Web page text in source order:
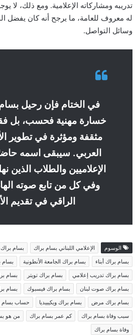
تدريبه ومشاركاته الإعلامية. ومع ذلك،
له معروف للعامة، ما يرجح أنه كان يفضل
وسائل التواصل.
في الختام فإن رحيل بسام
خسارة مهنية فحسب، بل
مثقفة ومؤثرة في تطوير
العربي. سيبقى اسمه
الإعلاميين والطلاب الذين
وفي كل من تابع صوته
الراقي في تقديم
الوسوم الإعلامي اللبناني بسام براك بسام براك 2025
بسام براك أبناء
بسام براك الجامعة الأنطونية
بسام
بسام براك تدريب إعلامي
بسام براك تويتر بسام
بسام براك صوت لبنان
بسام براك فيسبوك
بسام
بسام براك مرض
بسام براك ويكيبيديا
حساب بسام
سبب وفاة بسام براك
كم عمر بسام براك من هو
وفاة بسام براك